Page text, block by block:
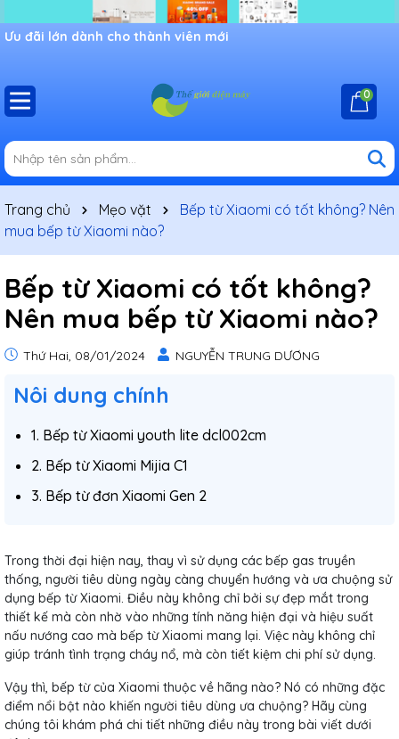
Ưu đãi lớn dành cho thành viên mới
0
Trang chủ Mẹo vặt
Bếp từ Xiaomi có tốt không? Nên
mua bếp từ Xiaomi nào?
Bếp từ Xiaomi có tốt không?
Nên mua bếp từ Xiaomi nào?
Thứ Hai, 08/01/2024 NGUYỄN TRUNG DƯƠNG
Nôi dung chính
1. Bếp từ Xiaomi youth lite dcl002cm
2. Bếp từ Xiaomi Mijia C1
3. Bếp từ đơn Xiaomi Gen 2
Trong thời đại hiện nay, thay vì sử dụng các bếp gas truyền
thống, người tiêu dùng ngày càng chuyển hướng và ưa chuộng sử
dụng bếp từ Xiaomi. Điều này không chỉ bởi sự đẹp mắt trong
thiết kế mà còn nhờ vào những tính năng hiện đại và hiệu suất
nấu nướng cao mà bếp từ Xiaomi mang lại. Việc này không chỉ
giúp tránh tình trạng cháy nổ, mà còn tiết kiệm chi phí sử dụng.
Vậy thì, bếp từ của Xiaomi thuộc về hãng nào? Nó có những đặc
điểm nổi bật nào khiến người tiêu dùng ưa chuộng? Hãy cùng
chúng tôi khám phá chi tiết những điều này trong bài viết dưới